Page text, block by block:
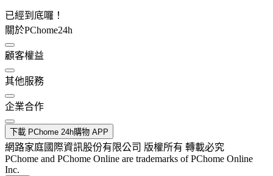
已經到底囉！
關於PChome24h
顧客權益
其他服務
企業合作
下載 PChome 24h購物 APP
網路家庭國際資訊股份有限公司 版權所有 轉載必究
PChome and PChome Online are trademarks of PChome Online
Inc.